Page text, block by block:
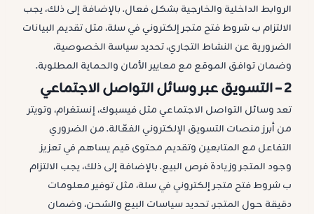
الروابط الداخلية والخارجية بشكل فعال. بالإضافة إلى ذلك، يجب
الالتزام ب شروط فتح متجر إلكتروني في سلة، مثل تقديم البيانات
الضرورية عن النشاط التجاري، تحديد سياسة الخصوصية،
وضمان توافق الموقع مع معايير الأمان والحماية المطلوبة.
2 – التسويق عبر وسائل التواصل الاجتماعي
تعد وسائل التواصل الاجتماعي مثل فيسبوك، إنستغرام، وتويتر
من أبرز منصات التسويق الإلكتروني الفعّالة. من الضروري
التفاعل مع المتابعين وتقديم محتوى قيم يساهم في تعزيز
وجود المتجر وزيادة فرص البيع. بالإضافة إلى ذلك، يجب الالتزام
ب شروط فتح متجر إلكتروني في سلة، مثل توفير معلومات
دقيقة حول المتجر، تحديد سياسات البيع والشحن، وضمان